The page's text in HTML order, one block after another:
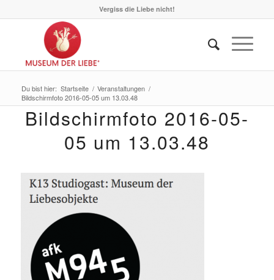
Vergiss die Liebe nicht!
Du bist hier: Startseite / Veranstaltungen /
Bildschirmfoto 2016-05-05 um 13.03.48
Bildschirmfoto 2016-05-
05 um 13.03.48